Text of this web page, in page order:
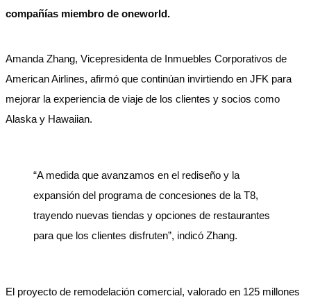
compañías miembro de oneworld.
Amanda Zhang, Vicepresidenta de Inmuebles Corporativos de
American Airlines, afirmó que continúan invirtiendo en JFK para
mejorar la experiencia de viaje de los clientes y socios como
Alaska y Hawaiian.
“A medida que avanzamos en el rediseño y la
expansión del programa de concesiones de la T8,
trayendo nuevas tiendas y opciones de restaurantes
para que los clientes disfruten”, indicó Zhang.
El proyecto de remodelación comercial, valorado en 125 millones